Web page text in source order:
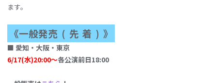
ます。
《一般発売 ( 先 着 ) 》
■ 愛知‧⼤阪 ‧ 東京
6/17(⽔)20:00〜各公演前⽇18:00